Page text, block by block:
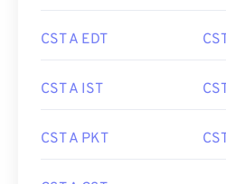
CST A EDT
CST A IST
CST A PKT